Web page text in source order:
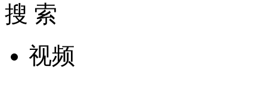
搜 索
视频